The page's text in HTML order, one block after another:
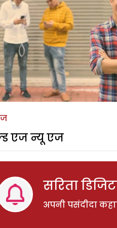
एज न्यू एज
सरिता
अपनी पसंदीदा